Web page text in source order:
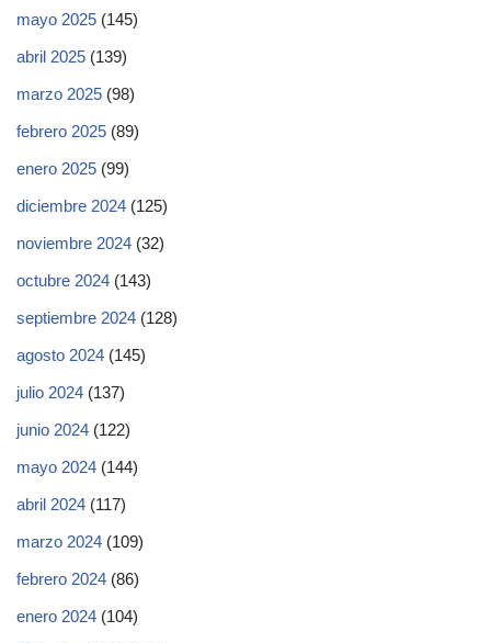
mayo 2025 (145)
abril 2025 (139)
marzo 2025 (98)
febrero 2025 (89)
enero 2025 (99)
diciembre 2024 (125)
noviembre 2024 (32)
octubre 2024 (143)
septiembre 2024 (128)
agosto 2024 (145)
julio 2024 (137)
junio 2024 (122)
mayo 2024 (144)
abril 2024 (117)
marzo 2024 (109)
febrero 2024 (86)
enero 2024 (104)